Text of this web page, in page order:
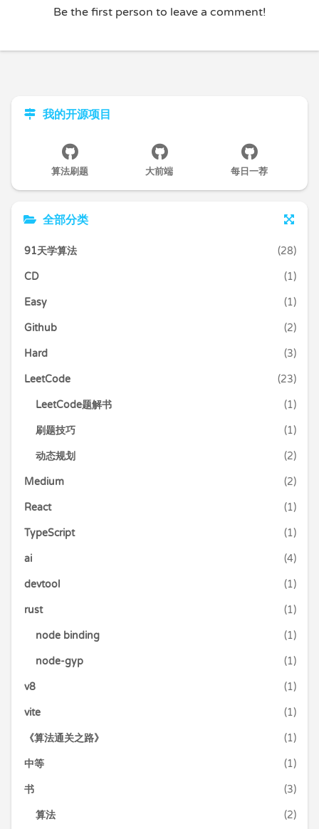
Be the first person to leave a comment!
我的开源项目
算法刷题 大前端 每日一荐
全部分类
91天学算法 (28)
CD (1)
Easy (1)
Github (2)
Hard (3)
LeetCode (23)
LeetCode题解书 (1)
刷题技巧 (1)
动态规划 (2)
Medium (2)
React (1)
TypeScript (1)
ai (4)
devtool (1)
rust (1)
node binding (1)
node-gyp (1)
v8 (1)
vite (1)
《算法通关之路》 (1)
中等 (1)
书 (3)
算法 (2)